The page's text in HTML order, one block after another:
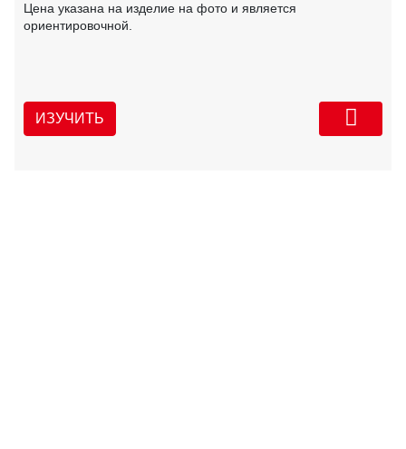
Цена указана на изделие на фото и является
ориентировочной.
ИЗУЧИТЬ